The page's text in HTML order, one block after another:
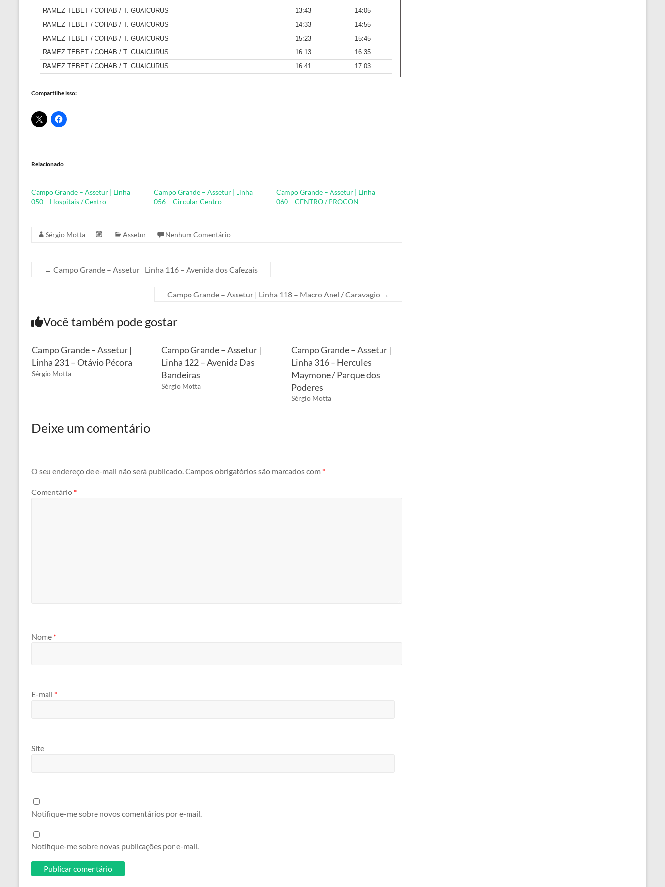
Compartilhe isso:
Relacionado
Campo Grande – Assetur | Linha
050 – Hospitais / Centro
Campo Grande – Assetur | Linha
056 – Circular Centro
Campo Grande – Assetur | Linha
060 – CENTRO / PROCON
Sérgio Motta Assetur Nenhum Comentário
← Campo Grande – Assetur | Linha 116 – Avenida dos Cafezais
Campo Grande – Assetur | Linha 118 – Macro Anel / Caravagio →
Você também pode gostar
Campo Grande – Assetur |
Linha 231 – Otávio Pécora
Sérgio Motta
Campo Grande – Assetur |
Linha 122 – Avenida Das
Bandeiras
Sérgio Motta
Campo Grande – Assetur |
Linha 316 – Hercules
Maymone / Parque dos
Poderes
Sérgio Motta
Deixe um comentário
O seu endereço de e-mail não será publicado.Campos obrigatórios são marcados com *
Comentário *
Nome *
E-mail *
Site
Notifique-me sobre novos comentários por e-mail.
Notifique-me sobre novas publicações por e-mail.